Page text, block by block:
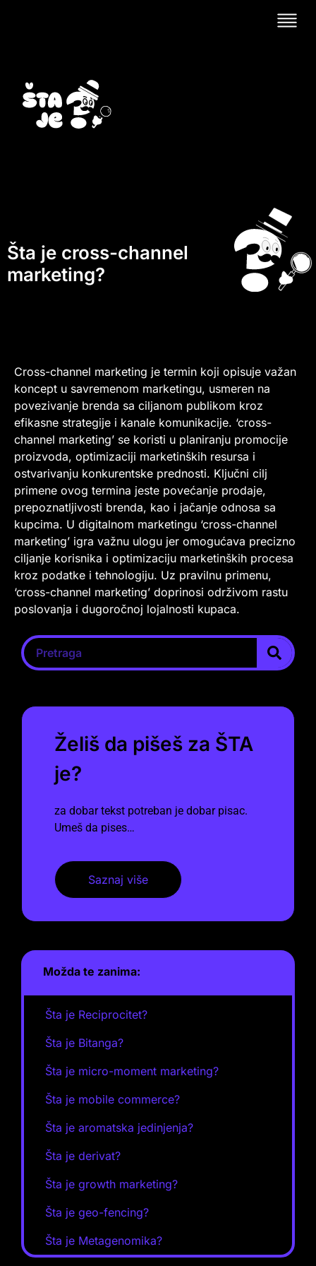
Šta je cross-channel
marketing?
Cross-channel marketing je termin koji opisuje važan
koncept u savremenom marketingu, usmeren na
povezivanje brenda sa ciljanom publikom kroz
efikasne strategije i kanale komunikacije. ‘cross-
channel marketing’ se koristi u planiranju promocije
proizvoda, optimizaciji marketinških resursa i
ostvarivanju konkurentske prednosti. Ključni cilj
primene ovog termina jeste povećanje prodaje,
prepoznatljivosti brenda, kao i jačanje odnosa sa
kupcima. U digitalnom marketingu ‘cross-channel
marketing’ igra važnu ulogu jer omogućava precizno
ciljanje korisnika i optimizaciju marketinških procesa
kroz podatke i tehnologiju. Uz pravilnu primenu,
‘cross-channel marketing’ doprinosi održivom rastu
poslovanja i dugoročnoj lojalnosti kupaca.
Želiš da pišeš za ŠTA
je?
za dobar tekst potreban je dobar pisac.
Umeš da pises…
Saznaj više
Možda te zanima:
Šta je Reciprocitet?
Šta je Bitanga?
Šta je micro-moment marketing?
Šta je mobile commerce?
Šta je aromatska jedinjenja?
Šta je derivat?
Šta je growth marketing?
Šta je geo-fencing?
Šta je Metagenomika?